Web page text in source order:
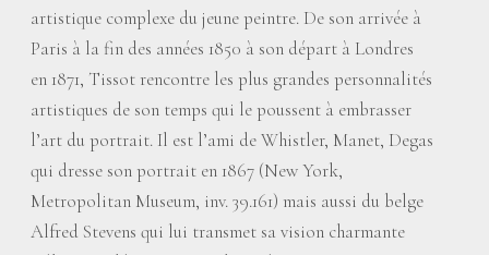
artistique complexe du jeune peintre. De son arrivée à
Paris à la fin des années 1850 à son départ à Londres
en 1871, Tissot rencontre les plus grandes personnalités
artistiques de son temps qui le poussent à embrasser
l’art du portrait. Il est l’ami de Whistler, Manet, Degas
qui dresse son portrait en 1867 (New York,
Metropolitan Museum, inv. 39.161) mais aussi du belge
Alfred Stevens qui lui transmet sa vision charmante